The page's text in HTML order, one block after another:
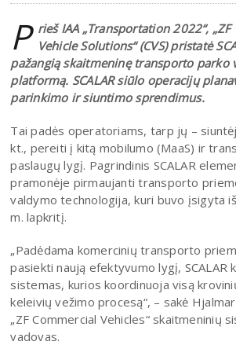
P rieš IAA „Transportation 2022“,
Vehicle Solutions“ (CVS) pristatė
pažangią skaitmeninę transporto parko
platformą. SCALAR siūlo operacijų
parinkimo ir siuntimo sprendimus.
Tai padės operatoriams, tarp jų –
kt., pereiti į kitą mobilumo (MaaS) ir
paslaugų lygį. Pagrindinis SCALAR
pramonėje pirmaujanti transporto
valdymo technologija, kuri buvo įsigyta
m. lapkritį.
„Padėdama komercinių transporto
pasiekti naują efektyvumo lygį, SCALAR
sistemas, kurios koordinuoja visą
keleivių vežimo procesą“, – sakė
„ZF Commercial Vehicles“ skaitmeninių
vadovas.